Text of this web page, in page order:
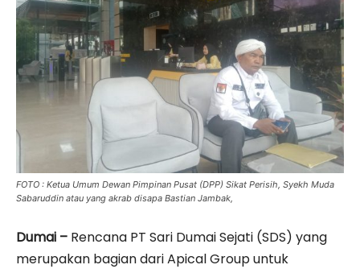
FOTO : Ketua Umum Dewan Pimpinan Pusat (DPP) Sikat Perisih, Syekh Muda
Sabaruddin atau yang akrab disapa Bastian Jambak,
Dumai – Rencana PT Sari Dumai Sejati (SDS) yang
merupakan bagian dari Apical Group untuk